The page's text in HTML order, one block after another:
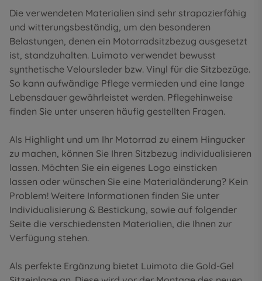
Die verwendeten Materialien sind sehr strapazierfähig
und witterungsbeständig, um den besonderen
Belastungen, denen ein Motorradsitzbezug ausgesetzt
ist, standzuhalten. Luimoto verwendet bewusst
synthetische Veloursleder bzw. Vinyl für die Sitzbezüge.
So kann aufwändige Pflege vermieden und eine lange
Lebensdauer gewährleistet werden. Pflegehinweise
finden Sie unter unseren häufig gestellten Fragen.
Als Highlight und um Ihr Motorrad zu einem Hingucker
zu machen, können Sie Ihren Sitzbezug individualisieren
lassen. Möchten Sie ein eigenes Logo einsticken
lassen oder wünschen Sie eine Materialänderung? Kein
Problem! Weitere Informationen finden Sie unter
Individualisierung & Bestickung, sowie auf folgender
Seite die verschiedensten Materialien, die Ihnen zur
Verfügung stehen.
Als perfekte Ergänzung bietet Luimoto die Gold-Gel